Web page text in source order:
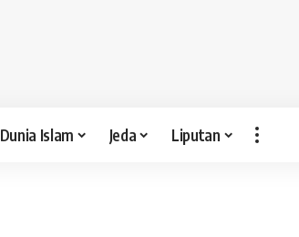
Dunia Islam Jeda Liputan